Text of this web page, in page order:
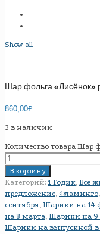
Show all
Шар фольга «Лисёнок»
860,00₽
3 в наличии
Количество товара Шар
В корзину
Категорий: 1 Годик, Все
предложение, Фламинго,
сентября, Шарики на 14
на 8 марта, Шарики на 9
Шарики на выпускной в